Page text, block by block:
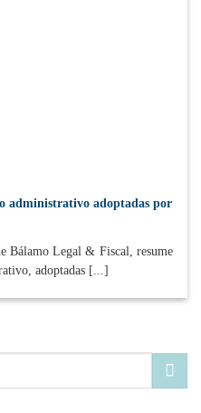
administrativo adoptadas por
Bálamo Legal & Fiscal, resume
adoptadas [...]